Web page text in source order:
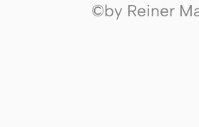
©by Reiner